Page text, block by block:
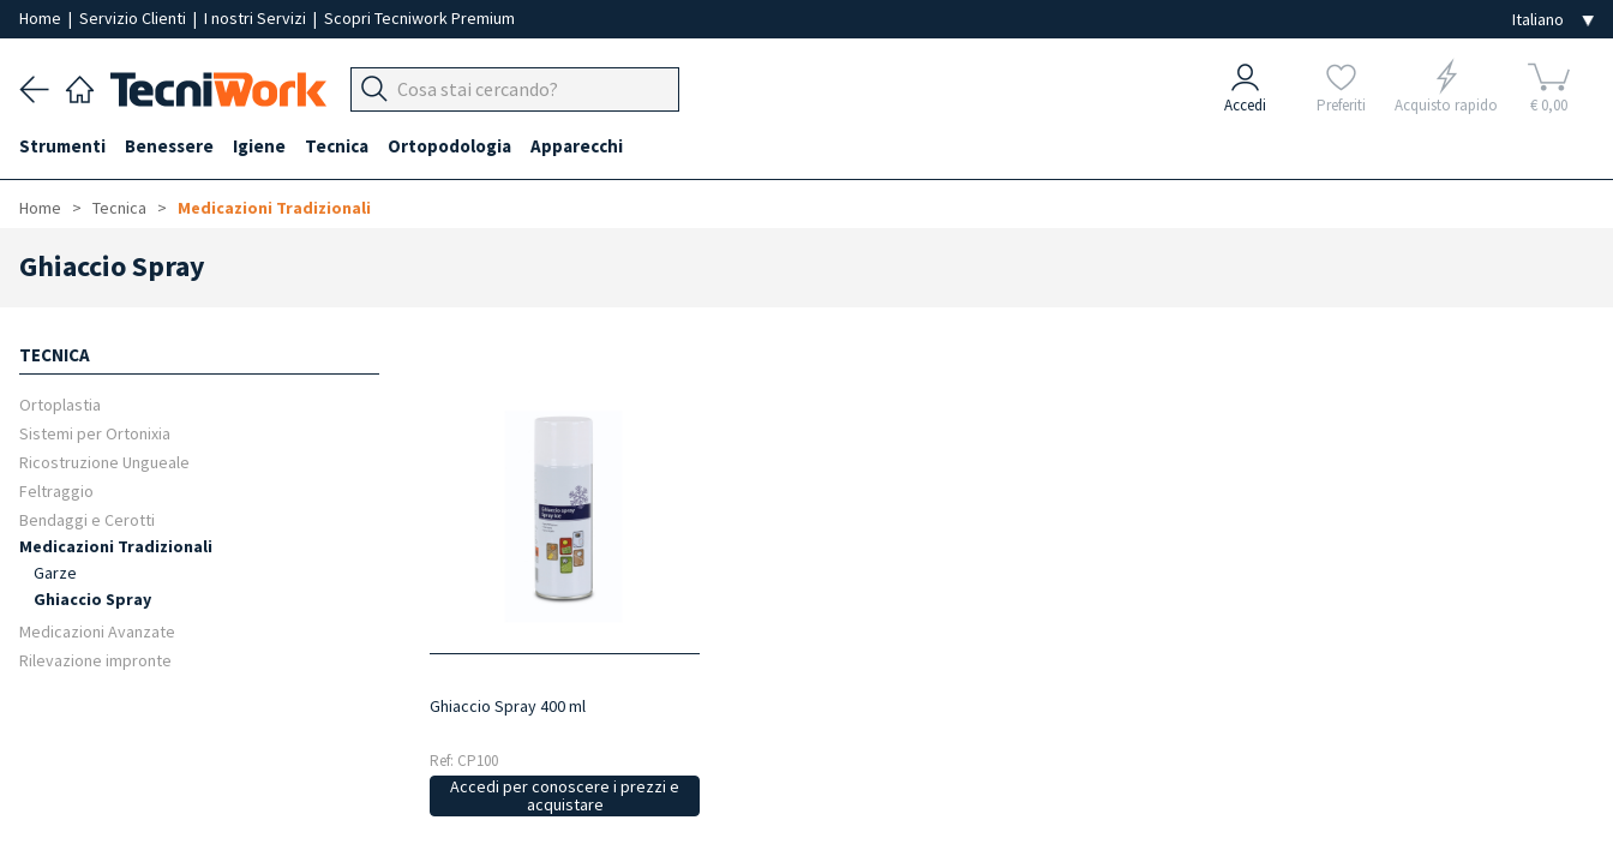
Home | Servizio Clienti | I nostri Servizi | Scopri Tecniwork Premium
Accedi Preferiti Acquisto rapido € 0,00
Strumenti Benessere Igiene Tecnica Ortopodologia Apparecchi
Home Tecnica Medicazioni Tradizionali
Ghiaccio Spray
TECNICA
Ortoplastia
Sistemi per Ortonixia
Ricostruzione Ungueale
Feltraggio
Bendaggi e Cerotti
Medicazioni Tradizionali
Garze
Ghiaccio Spray
Medicazioni Avanzate
Rilevazione impronte
Ghiaccio Spray 400 ml
Ref: CP100
Accedi per conoscere i prezzi e
acquistare